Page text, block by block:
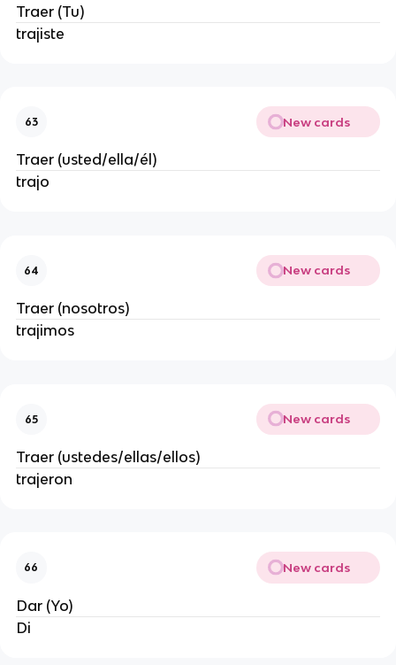
Traer (Tu)
trajiste
63 New cards
Traer (usted/ella/él)
trajo
64 New cards
Traer (nosotros)
trajimos
65 New cards
Traer (ustedes/ellas/ellos)
trajeron
66 New cards
Dar (Yo)
Di